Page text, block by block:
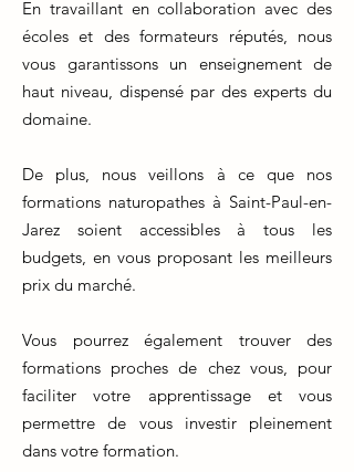
En travaillant en collaboration avec des
écoles et des formateurs réputés, nous
vous garantissons un enseignement de
haut niveau, dispensé par des experts du
domaine.
De plus, nous veillons à ce que nos
formations naturopathes à Saint-Paul-en-
Jarez soient accessibles à tous les
budgets, en vous proposant les meilleurs
prix du marché.
Vous pourrez également trouver des
formations proches de chez vous, pour
faciliter votre apprentissage et vous
permettre de vous investir pleinement
dans votre formation.